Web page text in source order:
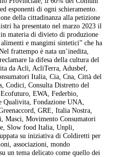
esponenti di ogni schieramento.
della cittadinanza alla petizione
ha presentato nel marzo 2023 il
materia di divieto di produzione
e mangimi sintetici” che ha
frattempo è nata un’inedita,
la difesa della cultura del
da Acli, AcliTerra, Adusbef,
Italia, Cia, Cna, Città del
Codici, Consulta Distretto del
EWA, Federbio,
Qualivita, Fondazione UNA,
GRE, Italia Nostra,
Masci, Movimento Consumatori
Slow food Italia, Unpli,
su iniziativa di Coldiretti per
associazioni, mondo
un tema delicato come quello dei